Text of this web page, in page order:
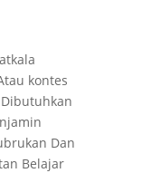
kontes
Dan
Belajar